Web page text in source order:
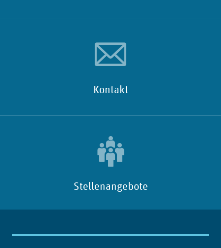
Kontakt
Stellenangebote
Inhaltsübersicht